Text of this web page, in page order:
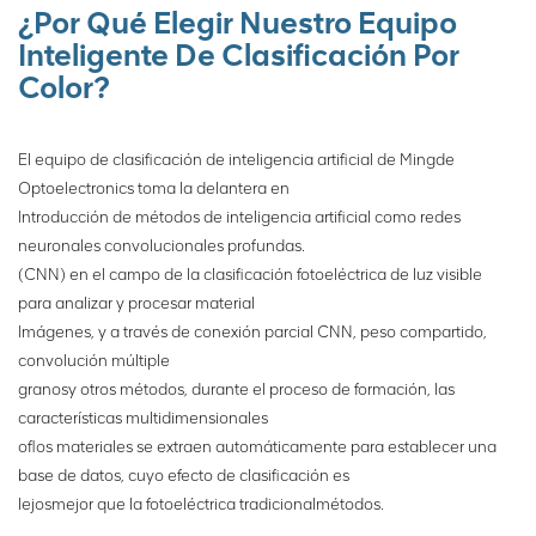
neuronal convolucional, etc.,
establece un modelo de
reconocimiento, identifica
minerales y desechos, y
los minerales.
¿Por Qué Elegir Nuestro Equipo
Inteligente De Clasificación Por
Color?
El equipo de clasificación de inteligencia artificial de Mingde
Optoelectronics toma la delantera en
Introducción de métodos de inteligencia artificial como redes
neuronales convolucionales profundas.
(CNN) en el campo de la clasificación fotoeléctrica de luz visible
para analizar y procesar material
Imágenes, y a través de conexión parcial CNN, peso compartido,
convolución múltiple
granosy otros métodos, durante el proceso de formación, las
características multidimensionales
oflos materiales se extraen automáticamente para establecer una
base de datos, cuyo efecto de clasificación es
lejosmejor que la fotoeléctrica tradicionalmétodos.